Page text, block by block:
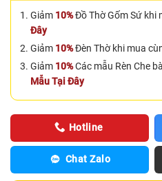
Giảm 10%Đồ Thờ Gốm Sứ khi
Đây
Giảm 10%Đèn Thờ khi mua
Giảm 10%Các mẫu Rèn Che
Mẫu Tại Đây
Hotline
Chat Zalo